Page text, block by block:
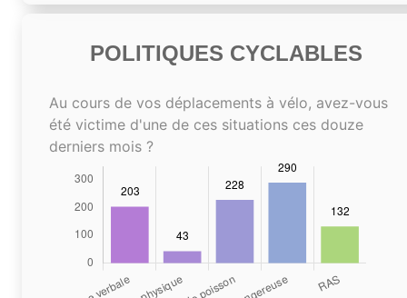
POLITIQUES CYCLABLES
Au cours de vos déplacements à vélo, avez-vous
été victime d'une de ces situations ces douze
derniers mois ?